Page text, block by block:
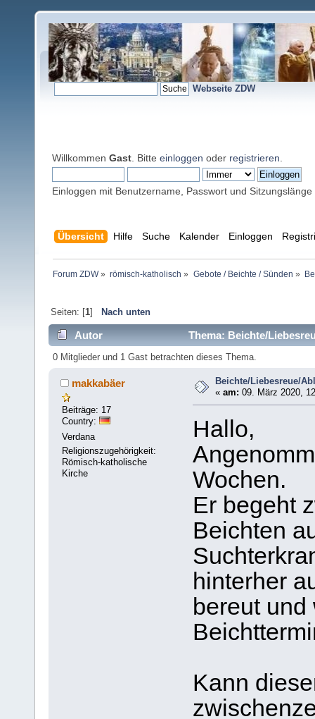
Webseite ZDW
Willkommen Gast . Bitte einloggen oder registrieren
Einloggen mit Benutzername, Passwort und Sitzungslänge
Übersicht Hilfe Suche Kalender Einloggen
Forum ZDW» römisch-katholisch » Gebote / Beichte / Sünden »
Seiten: [1] Nach unten
Autor Thema: Beichte/
0 Mitglieder und 1 Gast betrachten dieses Thema.
makkabäer
Beiträge: 17
Country:
Verdana
Religionszugehörigkeit:
Römisch-katholische
Kirche
Beichte/Liebesreue/
«am: 09. März 2020,
Hallo,
Wochen.
Er begeht
Beichten
hinterher
bereut
Kann